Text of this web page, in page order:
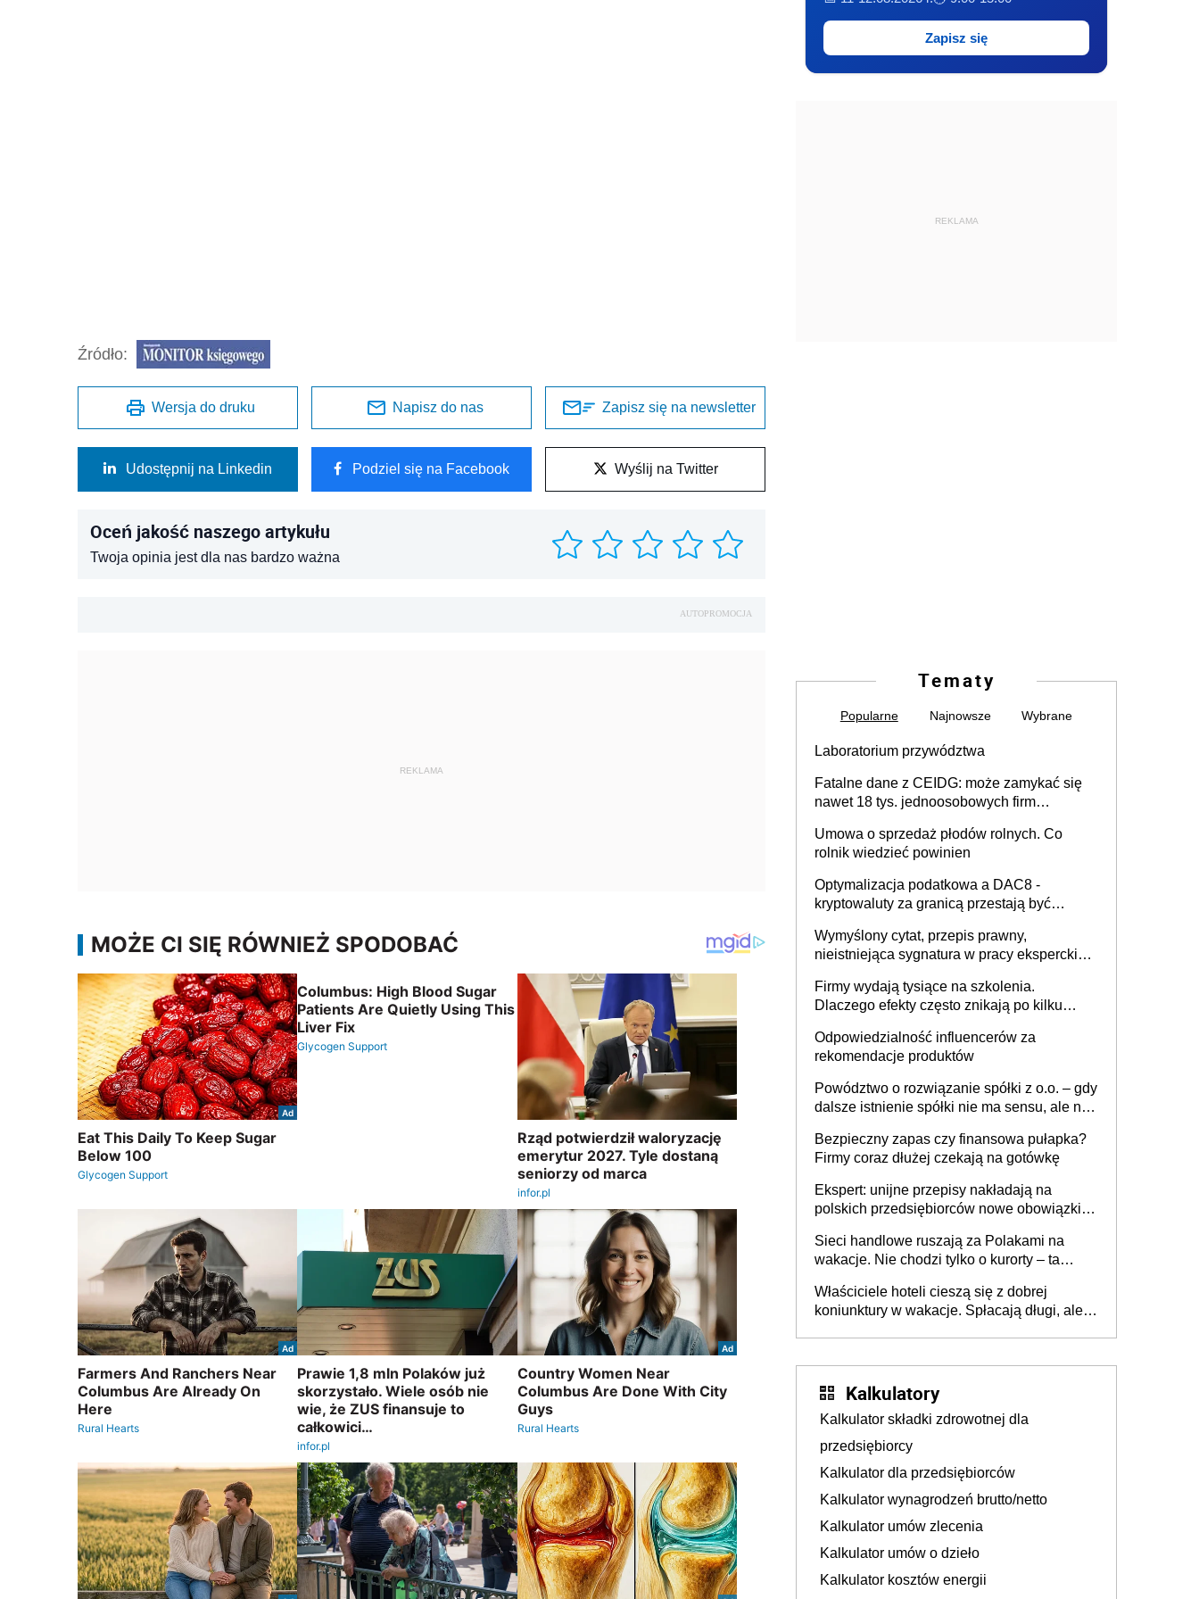
Źródło:
Wersja do druku Napisz do nas Zapisz się na newsletter
Udostępnij na Linkedin Podziel się na Facebook Wyślij na Twitter
Oceń jakość naszego artykułu
Twoja opinia jest dla nas bardzo ważna
AUTOPROMOCJA
REKLAMA
Zapisz się
REKLAMA
Tematy
Popularne Najnowsze Wybrane
Laboratorium przywództwa
Fatalne dane z CEIDG: może zamykać się
nawet 18 tys. jednoosobowych firm
Umowa o sprzedaż płodów rolnych. Co
rolnik wiedzieć powinien
Optymalizacja podatkowa a DAC8 -
kryptowaluty za granicą przestają być
Wymyślony cytat, przepis prawny,
nieistniejąca sygnatura w pracy eksperckiej -
firmie
Firmy wydają tysiące na szkolenia.
Dlaczego efekty często znikają po kilku
Odpowiedzialność influencerów za
rekomendacje produktów
Powództwo o rozwiązanie spółki z o.o. – gdy
dalsze istnienie spółki nie ma sensu, ale nie
Bezpieczny zapas czy finansowa pułapka?
Firmy coraz dłużej czekają na gotówkę
Ekspert: unijne przepisy nakładają na
polskich przedsiębiorców nowe obowiązki w
Sieci handlowe ruszają za Polakami na
wakacje. Nie chodzi tylko o kurorty – ta
tam, gdzie wielu spędzi urlop po cichu
Właściciele hoteli cieszą się z dobrej
koniunktury w wakacje. Spłacają długi, ale
Kalkulatory
Kalkulator składki zdrowotnej dla
przedsiębiorcy
Kalkulator dla przedsiębiorców
Kalkulator wynagrodzeń brutto/netto
Kalkulator umów zlecenia
Kalkulator umów o dzieło
Kalkulator kosztów energii